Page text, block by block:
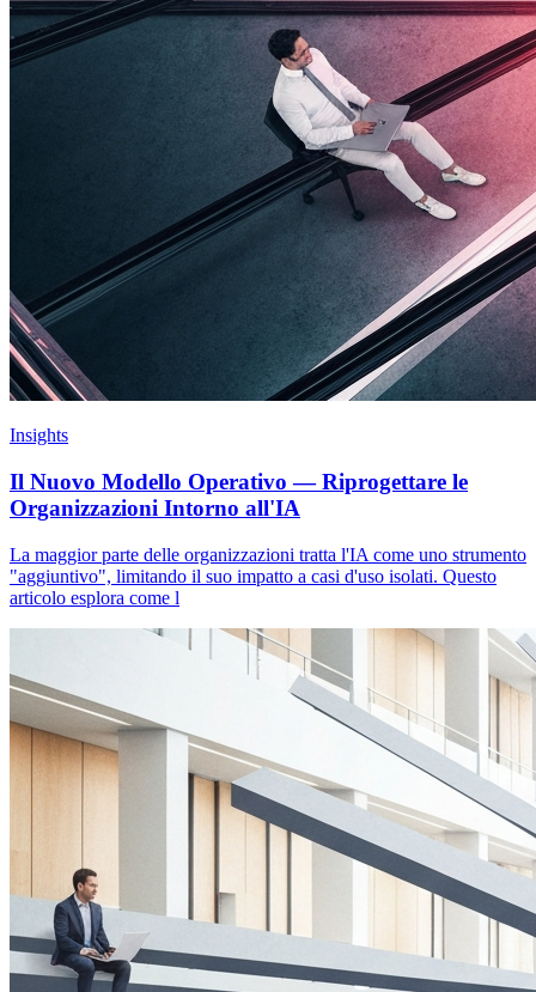
Insights
Il Nuovo Modello Operativo — Riprogettare le
Organizzazioni Intorno all'IA
La maggior parte delle organizzazioni tratta l'IA come uno strumento
"aggiuntivo", limitando il suo impatto a casi d'uso isolati. Questo
articolo esplora come l